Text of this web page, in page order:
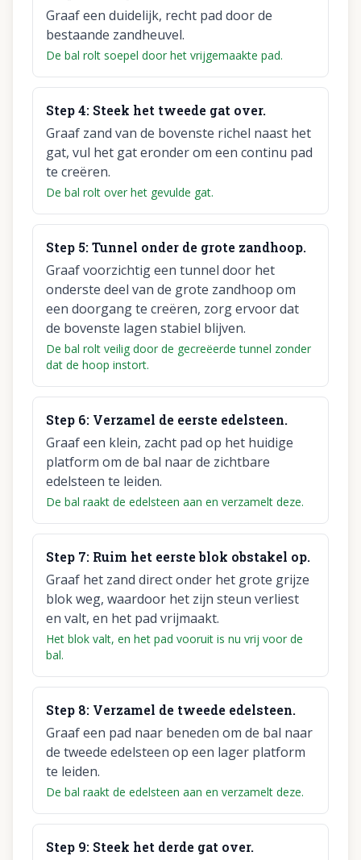
Graaf een duidelijk, recht pad door de
bestaande zandheuvel.
De bal rolt soepel door het vrijgemaakte pad.
Step4: Steek het tweede gat over.
Graaf zand van de bovenste richel naast het
gat, vul het gat eronder om een continu pad
te creëren.
De bal rolt over het gevulde gat.
Step 5:Tunnel onder de grote zandhoop.
Graaf voorzichtig een tunnel door het
onderste deel van de grote zandhoop om
een doorgang te creëren, zorg ervoor dat
de bovenste lagen stabiel blijven.
De bal rolt veilig door de gecreëerde tunnel zonder
dat de hoop instort.
Step 6: Verzamel de eerste edelsteen.
Graaf een klein, zacht pad op het huidige
platform om de bal naar de zichtbare
edelsteen te leiden.
De bal raakt de edelsteen aan en verzamelt deze.
Step 7: Ruim het eerste blok obstakel op.
Graaf het zand direct onder het grote grijze
blok weg, waardoor het zijn steun verliest
en valt, en het pad vrijmaakt.
Het blok valt, en het pad vooruit is nu vrij voor de
bal.
Step 8: Verzamel de tweede edelsteen.
Graaf een pad naar beneden om de bal naar
de tweede edelsteen op een lager platform
te leiden.
De bal raakt de edelsteen aan en verzamelt deze.
Step 9: Steek het derde gat over.